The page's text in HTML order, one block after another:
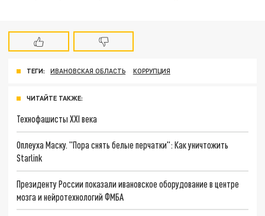
ТЕГИ: ИВАНОВСКАЯ ОБЛАСТЬ КОРРУПЦИЯ
ЧИТАЙТЕ ТАКЖЕ:
Технофашисты XXI века
Оплеуха Маску. "Пора снять белые перчатки": Как уничтожить
Starlink
Президенту России показали ивановское оборудование в центре
мозга и нейротехнологий ФМБА